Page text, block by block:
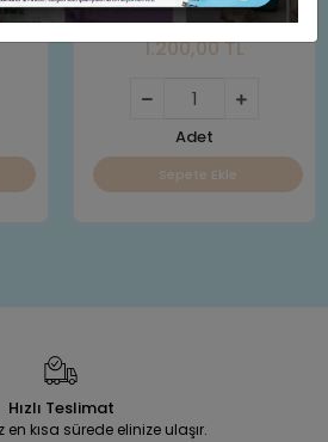
Bloklar 32 Parça
1.200,00 TL
Adet
Sepete Ekle
Hızlı Teslimat
en kısa sürede elinize ulaşır.